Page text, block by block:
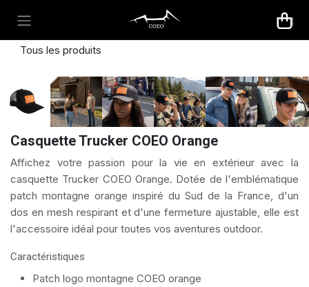
Tous les produits
Casquette Trucker COEO Orange
Affichez votre passion pour la vie en extérieur avec la
casquette Trucker COEO Orange. Dotée de l'emblématique
patch montagne orange inspiré du Sud de la France, d'un
dos en mesh respirant et d'une fermeture ajustable, elle est
l'accessoire idéal pour toutes vos aventures outdoor.
Caractéristiques
Patch logo montagne COEO orange